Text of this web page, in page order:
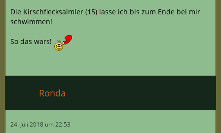
Die Kirschflecksalmler (15) lasse ich bis zum Ende bei mir
schwimmen!
So das wars!
Ronda
24. Juli 2018 um 22:53